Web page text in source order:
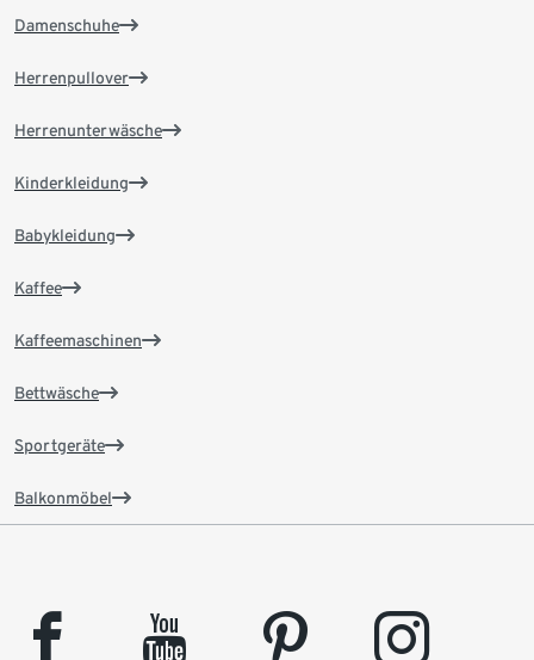
Damenschuhe
Herrenpullover
Herrenunterwäsche
Kinderkleidung
Babykleidung
Kaffee
Kaffeemaschinen
Bettwäsche
Sportgeräte
Balkonmöbel
facebook youtube pinterest instagram